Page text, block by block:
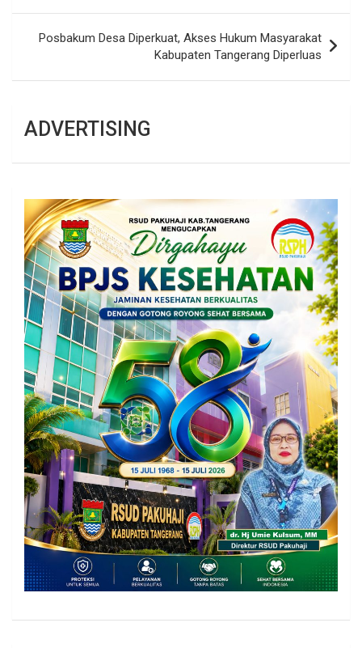
Posbakum Desa Diperkuat, Akses Hukum Masyarakat
Kabupaten Tangerang Diperluas
ADVERTISING